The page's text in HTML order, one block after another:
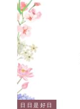
日日是好日